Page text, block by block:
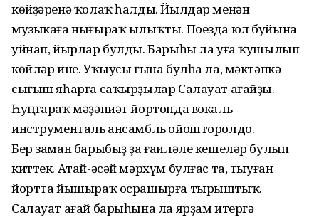
көйҙәренә ҡолаҡ һалды. Йылдар менән
музыкаға нығыраҡ ылыҡты. Поезда юл буйына
уйнап, йырлар булды. Барыһы ла уға ҡушылып
көйләр ине. Уҡыусы ғына булһа ла, мәк­тәпкә
сығыш яһарға саҡырҙылар Салауат ағайҙы.
Һуңғараҡ мәҙә­ниәт йортонда вокаль-
инструменталь ансамбль ойошторолдо.
Бер заман барыбыҙ ҙа ғаиләле кешеләр булып
киттек. Атай-әсәй мәрхүм булғас та, тыуған
йортта йышыраҡ осрашырға тырыштыҡ.
Салауат ағай барыһына ла ярҙам итергә